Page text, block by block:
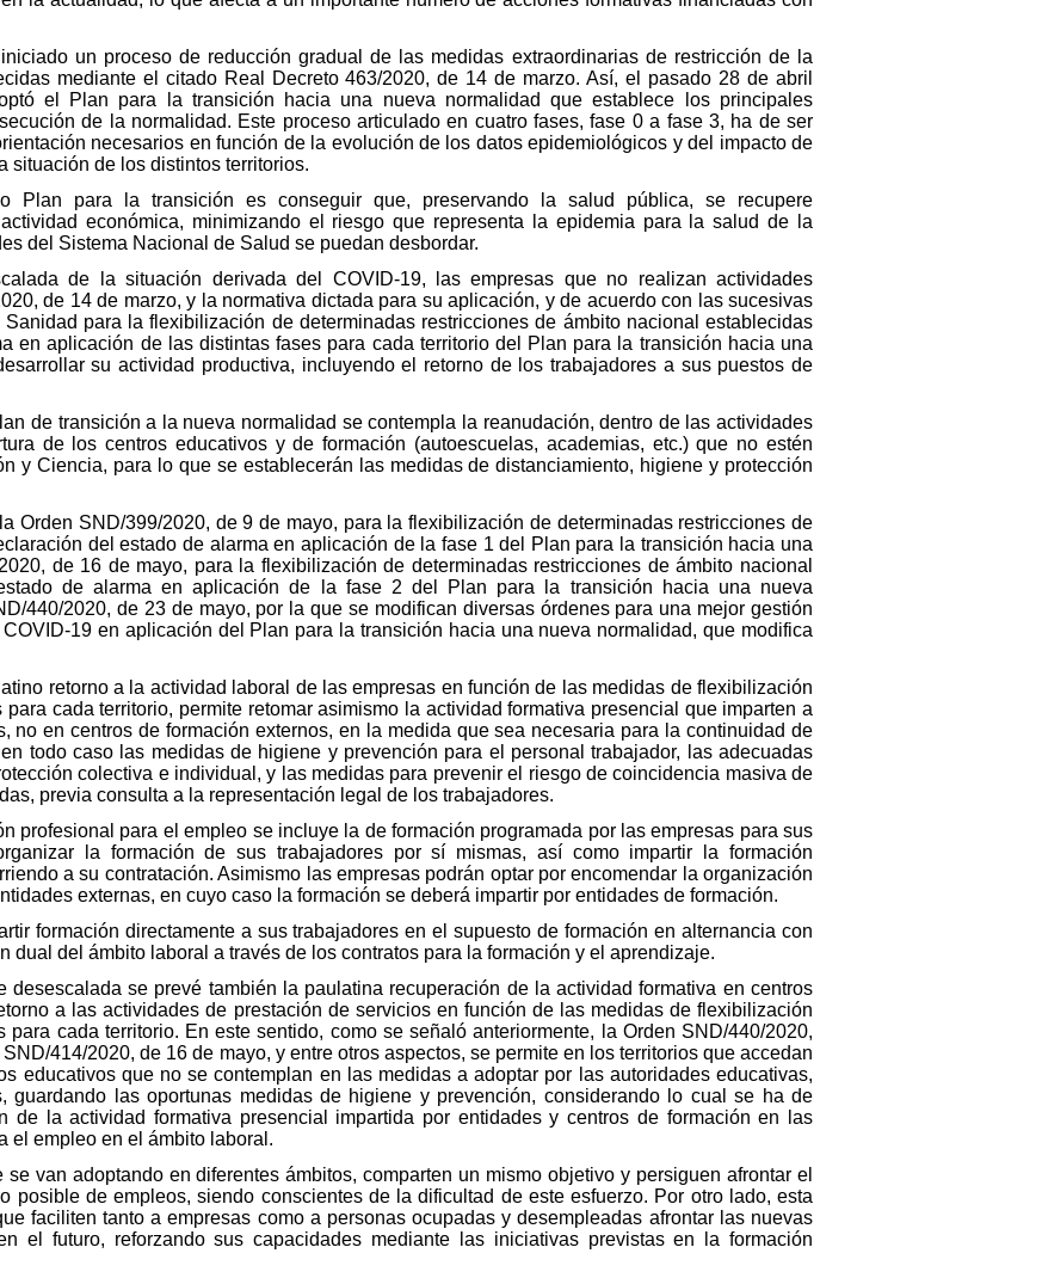
un proceso de reducción gradual de las medidas extraordinarias de restricción de la
mediante el citado Real Decreto 463/2020, de 14 de marzo. Así, el pasado 28 de abril
el Plan para la transición hacia una nueva normalidad que establece los principales
de la normalidad. Este proceso articulado en cuatro fases, fase 0 a fase 3, ha de ser
necesarios en función de la evolución de los datos epidemiológicos y del impacto de
situación de los distintos territorios.
Plan para la transición es conseguir que, preservando la salud pública, se recupere
económica, minimizando el riesgo que representa la epidemia para la salud de la
del Sistema Nacional de Salud se puedan desbordar.
de la situación derivada del COVID-19, las empresas que no realizan actividades
de 14 de marzo, y la normativa dictada para su aplicación, y de acuerdo con las sucesivas
para la flexibilización de determinadas restricciones de ámbito nacional establecidas
en aplicación de las distintas fases para cada territorio del Plan para la transición hacia una
su actividad productiva, incluyendo el retorno de los trabajadores a sus puestos de
de transición a la nueva normalidad se contempla la reanudación, dentro de las actividades
de los centros educativos y de formación (autoescuelas, academias, etc.) que no estén
y Ciencia, para lo que se establecerán las medidas de distanciamiento, higiene y protección
Orden SND/399/2020, de 9 de mayo, para la flexibilización de determinadas restricciones de
del estado de alarma en aplicación de la fase 1 del Plan para la transición hacia una
de 16 de mayo, para la flexibilización de determinadas restricciones de ámbito nacional
de alarma en aplicación de la fase 2 del Plan para la transición hacia una nueva
440/2020, de 23 de mayo, por la que se modifican diversas órdenes para una mejor gestión
19 en aplicación del Plan para la transición hacia una nueva normalidad, que modifica
retorno a la actividad laboral de las empresas en función de las medidas de flexibilización
cada territorio, permite retomar asimismo la actividad formativa presencial que imparten a
no en centros de formación externos, en la medida que sea necesaria para la continuidad de
todo caso las medidas de higiene y prevención para el personal trabajador, las adecuadas
colectiva e individual, y las medidas para prevenir el riesgo de coincidencia masiva de
previa consulta a la representación legal de los trabajadores.
profesional para el empleo se incluye la de formación programada por las empresas para sus
la formación de sus trabajadores por sí mismas, así como impartir la formación
a su contratación. Asimismo las empresas podrán optar por encomendar la organización
externas, en cuyo caso la formación se deberá impartir por entidades de formación.
formación directamente a sus trabajadores en el supuesto de formación en alternancia con
dual del ámbito laboral a través de los contratos para la formación y el aprendizaje.
desescalada se prevé también la paulatina recuperación de la actividad formativa en centros
a las actividades de prestación de servicios en función de las medidas de flexibilización
cada territorio. En este sentido, como se señaló anteriormente, la Orden SND/440/2020,
414/2020, de 16 de mayo, y entre otros aspectos, se permite en los territorios que accedan
educativos que no se contemplan en las medidas a adoptar por las autoridades educativas,
guardando las oportunas medidas de higiene y prevención, considerando lo cual se ha de
de la actividad formativa presencial impartida por entidades y centros de formación en las
el empleo en el ámbito laboral.
van adoptando en diferentes ámbitos, comparten un mismo objetivo y persiguen afrontar el
posible de empleos, siendo conscientes de la dificultad de este esfuerzo. Por otro lado, esta
faciliten tanto a empresas como a personas ocupadas y desempleadas afrontar las nuevas
el futuro, reforzando sus capacidades mediante las iniciativas previstas en la formación